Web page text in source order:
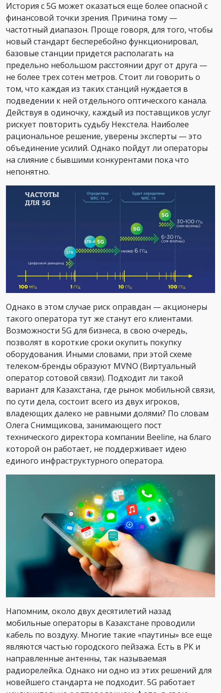
История с 5G может оказаться еще более опасной с
финансовой точки зрения. Причина тому —
частотный диапазон. Проще говоря, для того, чтобы
новый стандарт бесперебойно функционировал,
базовые станции придется располагать на
предельно небольшом расстоянии друг от друга —
не более трех сотен метров. Стоит ли говорить о
том, что каждая из таких станций нуждается в
подведении к ней отдельного оптического канала.
Действуя в одиночку, каждый из поставщиков услуг
рискует повторить судьбу Некстела. Наиболее
рациональное решение, уверены эксперты — это
объединение усилий. Однако пойдут ли операторы
на слияние с бывшими конкурентами пока что
непонятно.
Однако в этом случае риск оправдан — акционеры
такого оператора тут же станут его клиентами.
Возможности 5G для бизнеса, в свою очередь,
позволят в короткие сроки окупить покупку
оборудования. Иными словами, при этой схеме
телеком-бренды образуют MVNO (Виртуальный
оператор сотовой связи). Подходит ли такой
вариант для Казахстана, где рынок мобильной связи,
по сути дела, состоит всего из двух игроков,
владеющих далеко не равными долями? По словам
Олега Снимщикова, занимающего пост
технического директора компании Beeline, на благо
которой он работает, не поддерживает идею
единого инфраструктурного оператора.
Напомним, около двух десятилетий назад
мобильные операторы в Казахстане проводили
кабель по воздуху. Многие такие «паутины» все еще
являются частью городского пейзажа. Есть в РК и
направленные антенны, так называемая
радиорелейка. Однако ни одно из этих решений для
новейшего стандарта не подходит. 5G работает